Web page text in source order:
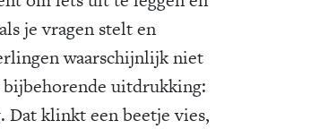
je vragen stelt en
waarschijnlijk niet
uitdrukking:
Dat klinkt een beetje vies,